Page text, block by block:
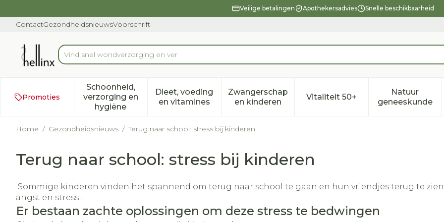
Veilige betalingen Apothekersadvies Snelle beschikbaarheid
ContactGezondheidsnieuwsVoorschrift
Product, merk, categorie...
Vind snel wondve
Promoties
Schoonheid,
verzorging en
hygiëne
Toon submenu voor Schoonheid, verzorging en hygiëne categorie
Dieet, voeding
en vitaminesToon submenu voor Dieet, voeding en vitamines categorie
Zwangerschap
en kinderenToon submenu voor Zwangerschap en
Vitaliteit 50+Toon submenu voor
Natuur
geneeskunde
Toon
Home / Gezondheidsnieuws / Terug naar school: stress bij kinderen
Terug naar school: stress bij kinderen
Sommige kinderen vinden het spannend om terug naar school te gaan en hun vriendjes terug te
angst en stress !
Er bestaan zachte oplossingen om deze stress te bedwingen